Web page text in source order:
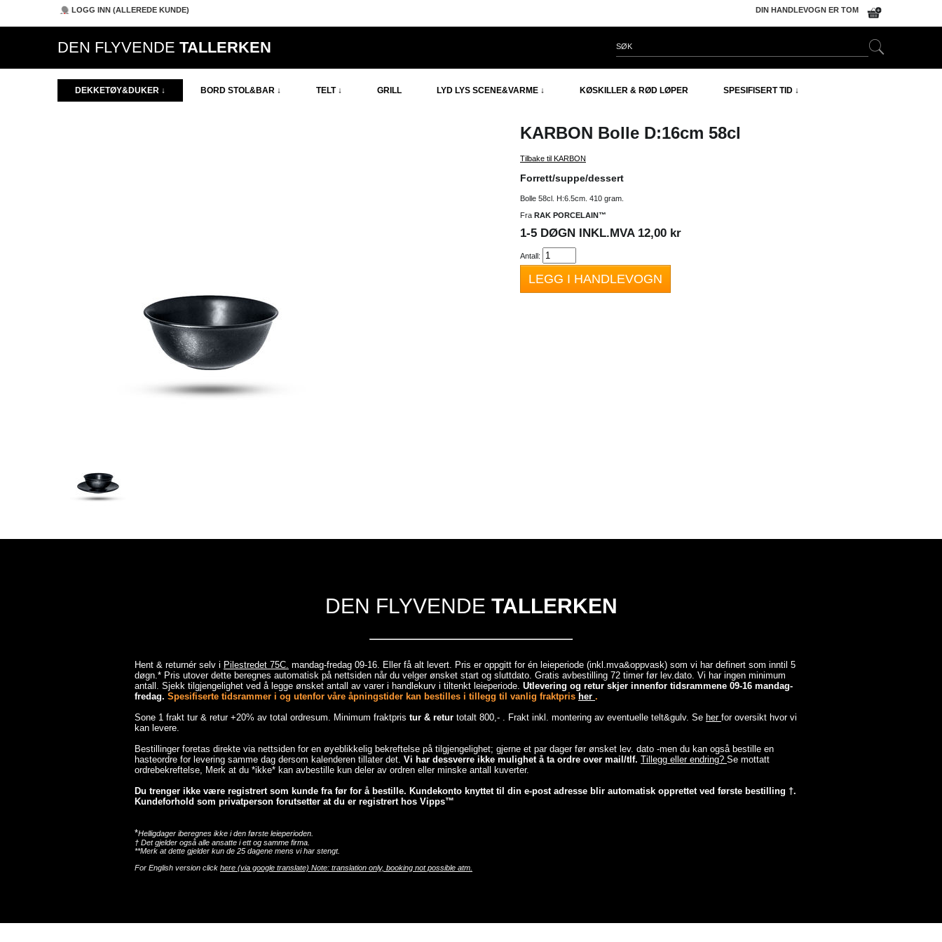
DIN HANDLEVOGN ER TOM
LOGG INN (ALLEREDE KUNDE)
DEN FLYVENDE TALLERKEN
DEKKETØY&DUKER ↓ BORD STOL&BAR ↓ TELT ↓ GRILL LYD LYS SCENE&VARME ↓ KØSKILLER & RØD LØPER SPESIFISERT TID ↓
KARBON Bolle D:16cm 58cl
Tilbake til KARBON
Forrett/suppe/dessert
Bolle 58cl. H:6.5cm. 410 gram.
Fra RAK PORCELAIN™
1-5 DØGN INKL.MVA 12,00 kr
Antall:
LEGG I HANDLEVOGN
DEN FLYVENDE TALLERKEN
Hent & returnér selv i Pilestredet 75C. mandag-fredag 09-16. Eller få alt levert. Pris er oppgitt for én leieperiode (inkl.mva&oppvask) som vi har definert som inntil 5
døgn.* Pris utover dette beregnes automatisk på nettsiden når du velger ønsket start og sluttdato. Gratis avbestilling 72 timer før lev.dato. Vi har ingen minimum
antall. Sjekk tilgjengelighet ved å legge ønsket antall av varer i handlekurv i tiltenkt leieperiode. Utlevering og retur skjer innenfor tidsrammene 09-16 mandag-
fredag. Spesifiserte tidsrammer i og utenfor våre åpningstider kan bestilles i tillegg til vanlig fraktpris her .
Sone 1 frakt tur & retur +20% av total ordresum. Minimum fraktpris tur & retur totalt 800,- . Frakt inkl. montering av eventuelle telt&gulv. Se her for oversikt hvor vi
kan levere.
Bestillinger foretas direkte via nettsiden for en øyeblikkelig bekreftelse på tilgjengelighet; gjerne et par dager før ønsket lev. dato -men du kan også bestille en
hasteordre for levering samme dag dersom kalenderen tillater det. Vi har dessverre ikke mulighet å ta ordre over mail/tlf. Tillegg eller endring? Se mottatt
ordrebekreftelse, Merk at du *ikke* kan avbestille kun deler av ordren eller minske antall kuverter.
Du trenger ikke være registrert som kunde fra før for å bestille. Kundekonto knyttet til din e-post adresse blir automatisk opprettet ved første bestilling †.
Kundeforhold som privatperson forutsetter at du er registrert hos Vipps™
*Helligdager iberegnes ikke i den første leieperioden.
† Det gjelder også alle ansatte i ett og samme firma.
**Merk at dette gjelder kun de 25 dagene mens vi har stengt.
For English version click here (via google translate) Note: translation only, booking not possible atm.